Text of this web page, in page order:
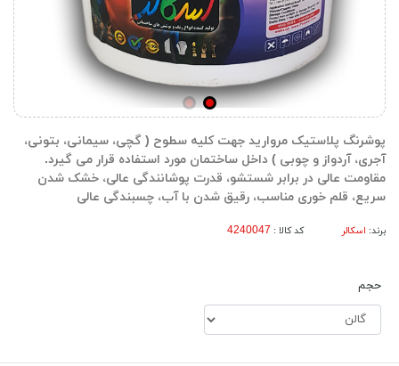
پوشرنگ پلاستیک مروارید جهت کلیه سطوح ( گچی، سیمانی، بتونی،
آجری، آردواز و چوبی ) داخل ساختمان مورد استفاده قرار می گیرد.
مقاومت عالی در برابر شستشو، قدرت پوشانندگی عالی، خشک شدن
سریع، قلم خوری مناسب، رقیق شدن با آب، چسبندگی عالی
برند: اسکالر کد کالا :
حجم